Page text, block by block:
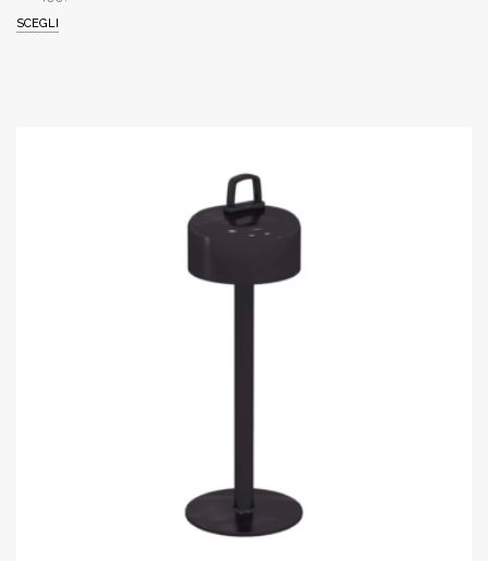
SCEGLI